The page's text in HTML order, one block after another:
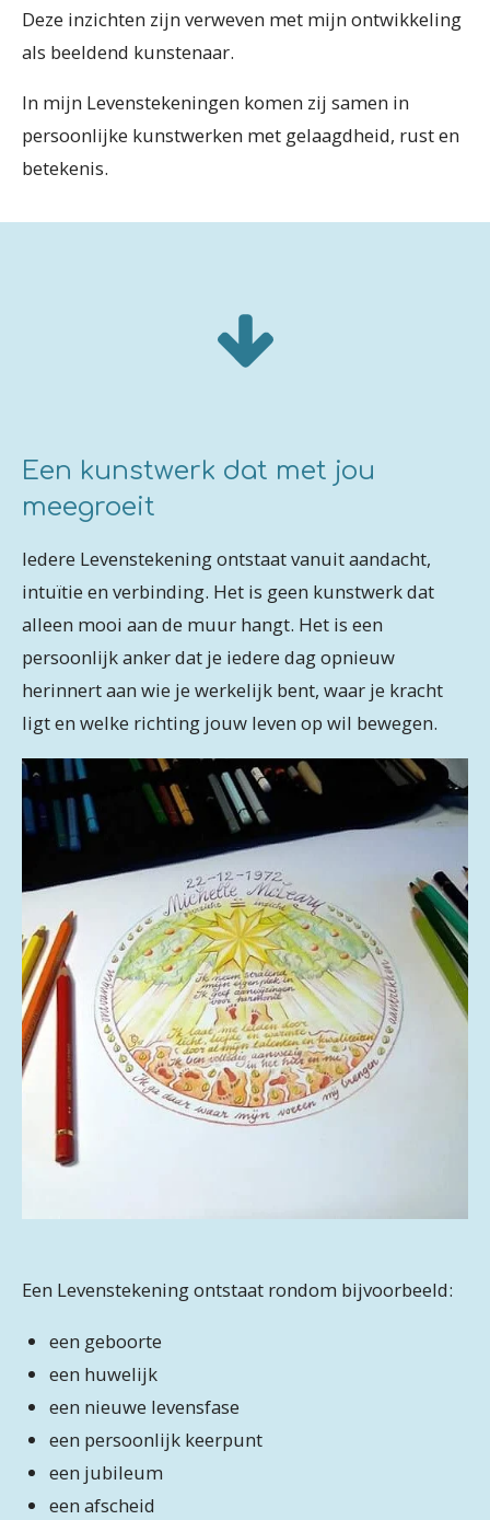
Deze inzichten zijn verweven met mijn ontwikkeling
als beeldend kunstenaar.
In mijn Levenstekeningen komen zij samen in
persoonlijke kunstwerken met gelaagdheid, rust en
betekenis.
Een kunstwerk dat met jou
meegroeit
Iedere Levenstekening ontstaat vanuit aandacht,
intuïtie en verbinding. Het is geen kunstwerk dat
alleen mooi aan de muur hangt. Het is een
persoonlijk anker dat je iedere dag opnieuw
herinnert aan wie je werkelijk bent, waar je kracht
ligt en welke richting jouw leven op wil bewegen.
Een Levenstekening ontstaat rondom bijvoorbeeld:
een geboorte
een huwelijk
een nieuwe levensfase
een persoonlijk keerpunt
een jubileum
een afscheid